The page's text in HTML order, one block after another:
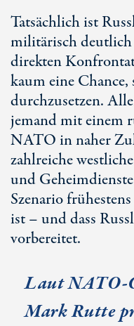
Tatsächlich ist
militärisch
direkten
kaum eine
durchzusetzen.
jemand mit einem
NATO in naher
zahlreiche
und
Szenario
ist – und dass
vorbereitet.
Laut NATO-
Mark Rutte